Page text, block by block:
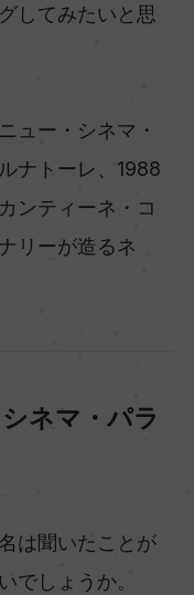
してみたいと思
ュー・シネマ・
ナトーレ、1988
ンティーネ・コ
リーが造るネ
ネマ・パラ
は聞いたことが
でしょうか。